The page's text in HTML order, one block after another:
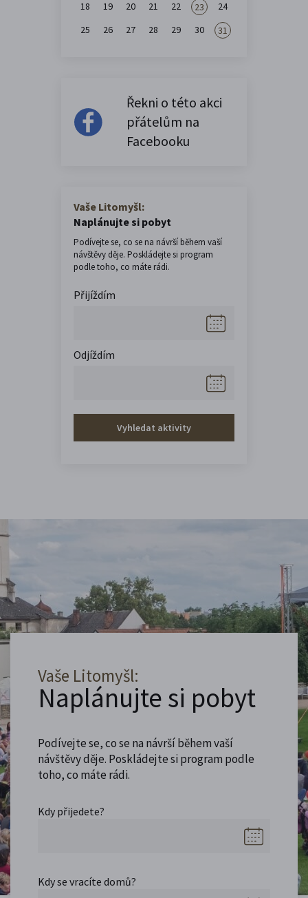
18 19 20 21 22 23
24
25
26 27 28 29 30 31
Řekni o této akci
přátelům na
Facebooku
Vaše Litomyšl:
Naplánujte si pobyt
Podívejte se, co se na návrší během vaší
návštěvy děje. Poskládejte si program
podle toho, co máte rádi.
Přijíždím
Odjíždím
Vyhledat aktivity
Vaše Litomyšl:
Naplánujte si pobyt
Podívejte se, co se na návrší během vaší
návštěvy děje. Poskládejte si program podle
toho, co máte rádi.
Kdy přijedete?
Kdy se vracíte domů?